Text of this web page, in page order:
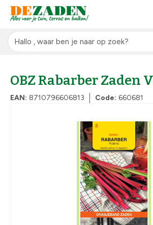
OBZ Rabarber Zaden
EAN: 8710796606813 Code: 660681